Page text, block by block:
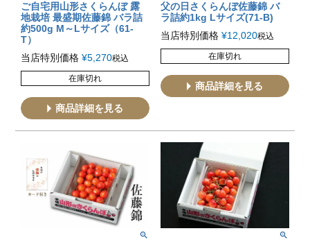
ご自宅用山形さくらんぼ 露
地栽培 最盛期佐藤錦 バラ詰
約500g M～Lサイズ（61-
T）
当店特別価格 ¥5,270税込
在庫切れ
商品詳細を見る
父の日さくらんぼ佐藤錦 バ
ラ詰約1kg Lサイズ(71-B)
当店特別価格 ¥12,020税込
在庫切れ
商品詳細を見る